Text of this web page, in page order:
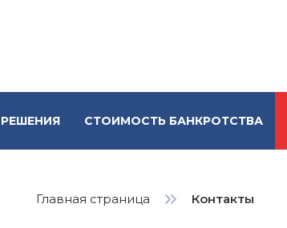
СТОИМОСТЬ БАНКРОТСТВА
Главная страница Контакты